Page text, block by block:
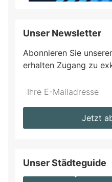
Unser Newsletter
Abonnieren Sie
erhalten Zugang zu
Do
*Ihre
Jetzt
Unser Städteguide